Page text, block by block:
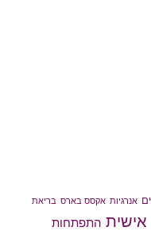
אנרגיות אקסס בארס בריאת
התפתחות